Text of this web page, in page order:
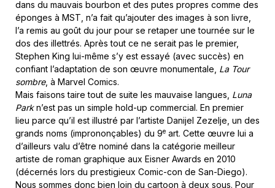
dans du mauvais bourbon et des putes propres comme des
éponges à MST, n’a fait qu’ajouter des images à son livre,
l’a remis au goût du jour pour se retaper une tournée sur le
dos des illettrés. Après tout ce ne serait pas le premier,
Stephen King lui-même s’y est essayé (avec succès) en
confiant l’adaptation de son œuvre monumentale, La Tour
sombre, à Marvel Comics.
Mais faisons taire tout de suite les mauvaise langues, Luna
Parkn’est pas un simple hold-up commercial. En premier
lieu parce qu’il est illustré par l’artiste Danijel Zezelje, un des
grands noms (imprononçables) du 9e art. Cette œuvre lui a
d’ailleurs valu d’être nominé dans la catégorie meilleur
artiste de roman graphique aux Eisner Awards en 2010
(décernés lors du prestigieux Comic-con de San-Diego).
Nous sommes donc bien loin du cartoon à deux sous. Pour